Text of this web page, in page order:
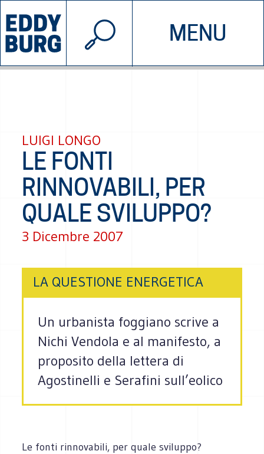
MENU
INIZIATIVE CHI SIAMO
© 2026 EDDYBURG
LUIGI LONGO
LE FONTI
RINNOVABILI, PER
QUALE SVILUPPO?
3 Dicembre 2007
LA QUESTIONE ENERGETICA
Un urbanista foggiano scrive a
Nichi Vendola e al manifesto, a
proposito della lettera di
Agostinelli e Serafini sull’eolico
Le fonti rinnovabili, per quale sviluppo?